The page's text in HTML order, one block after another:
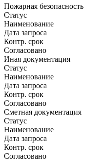
Пожарная безопасность
Статус
Наименование
Дата запроса
Контр. срок
Согласовано
Иная документация
Статус
Наименование
Дата запроса
Контр. срок
Согласовано
Сметная документация
Статус
Наименование
Дата запроса
Контр. срок
Согласовано